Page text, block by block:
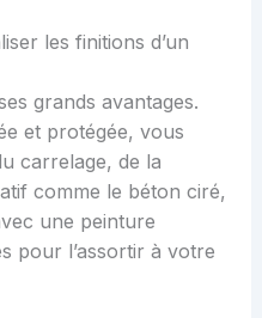
les finitions d’un
grands avantages.
et protégée, vous
carrelage, de la
comme le béton ciré,
une peinture
pour l’assortir à votre